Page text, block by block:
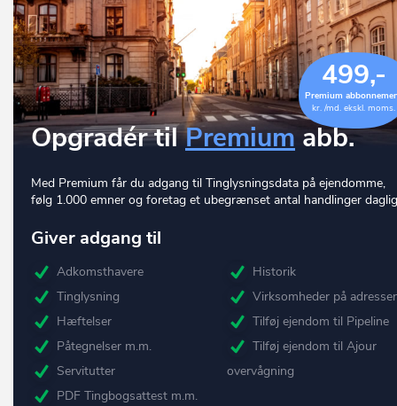
499,-
Premium
kr. /md. ekskl. moms.
Opgradér tilPremium abb.
Med Premium får du adgang til Tinglysningsdata på ejendomme,
følg 1.000 emner og foretag et ubegrænset antal handlinger
Giver adgang til
Adkomsthavere
Tinglysning
Hæftelser
Påtegnelser m.m.
Servitutter
PDF Tingbogsattest m.m.
Historik
Virksomheder på
Tilføj ejendom til Pipeline
Tilføj ejendom til Ajour
overvågning